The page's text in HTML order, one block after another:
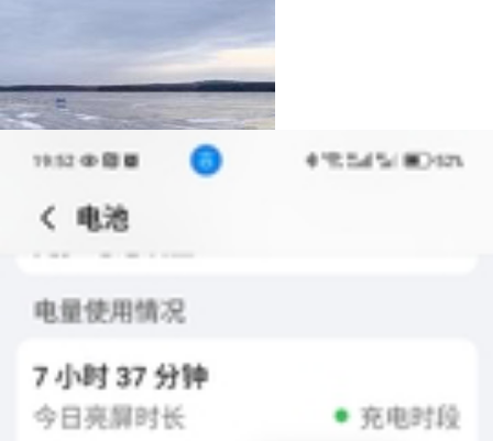
HONOR2312075894561
绷不住了，
荣耀90 GT